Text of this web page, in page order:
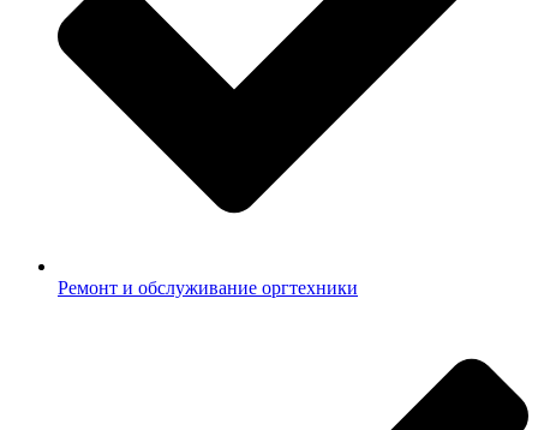
Ремонт и обслуживание оргтехники